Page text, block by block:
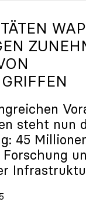
steht nun
45